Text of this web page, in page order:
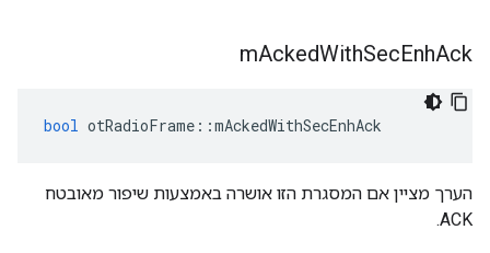
mAckedWithSecEnhAck
bool otRadioFrame ::mAckedWithSecEnhAck
הערך מציין אם המסגרת הזו אושרה באמצעות שיפור מאובטח
ACK.